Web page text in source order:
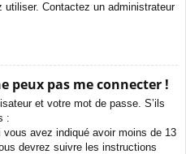
utiliser. Contactez un administrateur
peux pas me connecter !
et votre mot de passe. S’ils
:
avez indiqué avoir moins de 13
devrez suivre les instructions